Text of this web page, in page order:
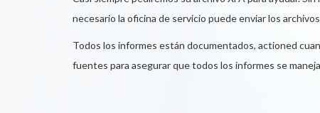
necesario la oficina de servicio puede enviar los
Todos los informes están documentados, actioned
fuentes para asegurar que todos los informes se